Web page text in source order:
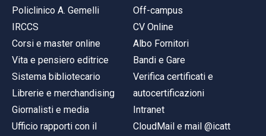
Policlinico A. Gemelli
IRCCS
Corsi e master online
Vita e pensiero editrice
Sistema bibliotecario
Librerie e merchandising
Giornalisti e media
Ufficio rapporti con il
Off-campus
CV Online
Albo Fornitori
Bandi e Gare
Verifica certificati e
autocertificazioni
Intranet
CloudMail e mail @icatt